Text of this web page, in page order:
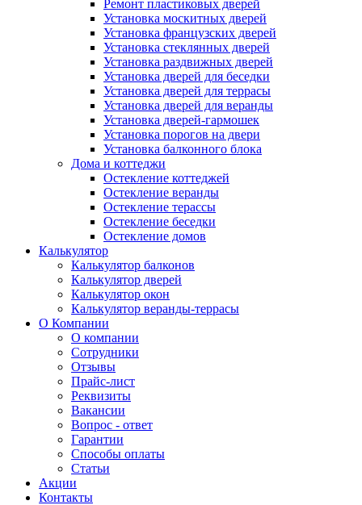
Ремонт пластиковых дверей
Установка москитных дверей
Установка французских дверей
Установка стеклянных дверей
Установка раздвижных дверей
Установка дверей для беседки
Установка дверей для террасы
Установка дверей для веранды
Установка дверей-гармошек
Установка порогов на двери
Установка балконного блока
Дома и коттеджи
Остекление коттеджей
Остекление веранды
Остекление терассы
Остекление беседки
Остекление домов
Калькулятор
Калькулятор балконов
Калькулятор дверей
Калькулятор окон
Калькулятор веранды-террасы
О Компании
О компании
Сотрудники
Отзывы
Прайс-лист
Реквизиты
Вакансии
Вопрос - ответ
Гарантии
Способы оплаты
Статьи
Акции
Контакты